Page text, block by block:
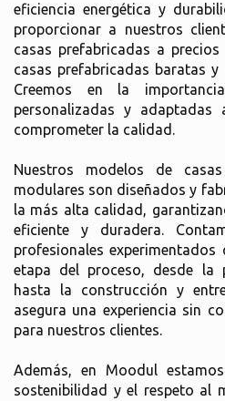
eficiencia energética y
proporcionar a nuestros
casas prefabricadas a
casas prefabricadas baratas
Creemos en la
personalizadas y adaptadas
comprometer la calidad.
Nuestros modelos de
modulares son diseñados y
la más alta calidad,
eficiente y duradera.
profesionales experimentados
etapa del proceso, desde la
hasta la construcción y
asegura una experiencia sin
para nuestros clientes.
Además, en Moodul
sostenibilidad y el respeto al